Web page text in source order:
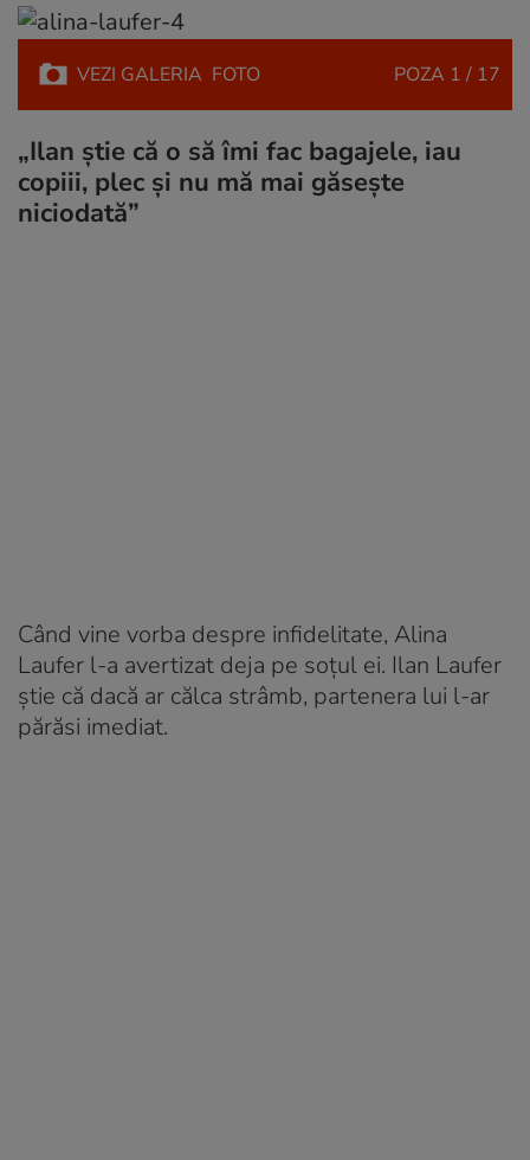
VEZI GALERIA FOTO POZA 1 / 17
„Ilan știe că o să îmi fac bagajele, iau
copiii, plec și nu mă mai găsește
niciodată”
Când vine vorba despre infidelitate, Alina
Laufer l-a avertizat deja pe soțul ei. Ilan Laufer
știe că dacă ar călca strâmb, partenera lui l-ar
părăsi imediat.